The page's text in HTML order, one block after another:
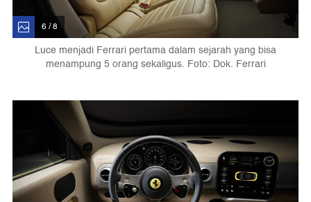
6 / 8
Luce menjadi Ferrari pertama dalam sejarah yang bisa
menampung 5 orang sekaligus. Foto: Dok. Ferrari